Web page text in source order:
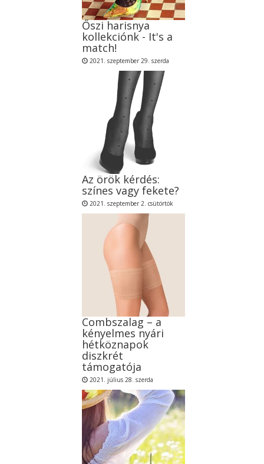
Őszi harisnya
kollekciónk - It's a
match!
2021. szeptember 29. szerda
Az örök kérdés:
színes vagy fekete?
2021. szeptember 2. csütörtök
Combszalag – a
kényelmes nyári
hétköznapok
diszkrét
támogatója
2021. július 28. szerda